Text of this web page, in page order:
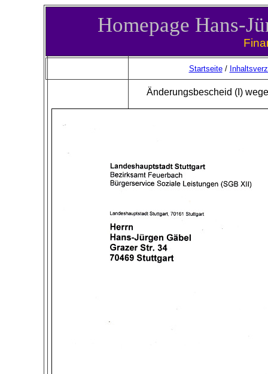
Homepage Hans-
Startseite/
Änderungsbescheid (I)